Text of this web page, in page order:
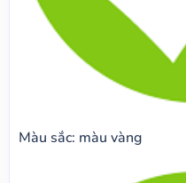
Màu sắc: màu vàng